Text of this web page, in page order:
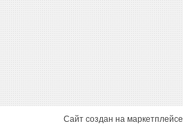
Сайт создан на маркетплейсе